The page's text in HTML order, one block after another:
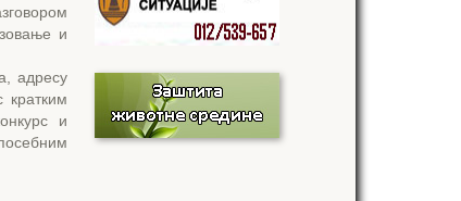
и
адресу
кратким
и